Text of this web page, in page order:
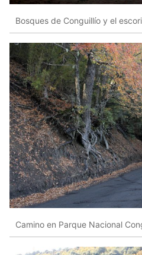
Bosques de Conguillío y el
Camino en Parque Nacional